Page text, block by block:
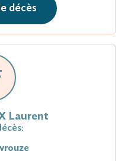
décès
Laurent